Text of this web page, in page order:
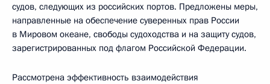
судов, следующих из российских портов. Предложены меры,
направленные на обеспечение суверенных прав России
в Мировом океане, свободы судоходства и на защиту судов,
зарегистрированных под флагом Российской Федерации.
Рассмотрена эффективность взаимодействия